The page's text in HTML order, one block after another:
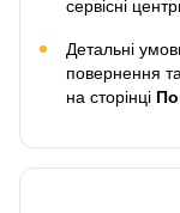
сервісні
Детальні
повернення
на сторінці